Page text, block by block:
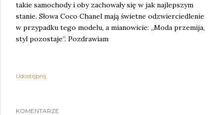
takie samochody i oby zachowały się w jak najlepszym
stanie. Słowa Coco Chanel mają świetne odzwierciedlenie
w przypadku tego modelu, a mianowicie: „Moda przemija,
styl pozostaje”. Pozdrawiam
Udostępnij
KOMENTARZE